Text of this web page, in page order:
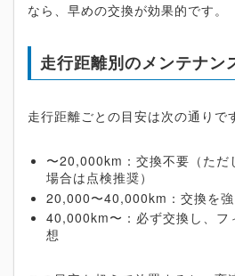
なら、早めの交換が効果的です。
走行距離別のメンテナン
走行距離ごとの目安は次の通りで
〜20,000km：交換不要（ただ
場合は点検推奨）
20,000〜40,000km：交換を
40,000km〜：必ず交換し、フ
想